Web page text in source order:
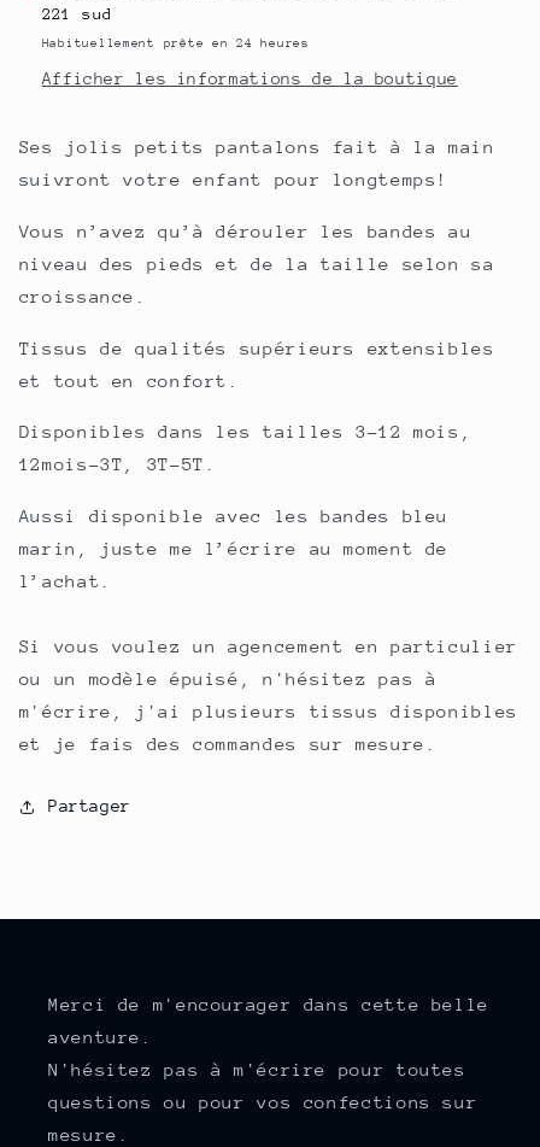
221 sud
Habituellement prête en 24 heures
Afficher les informations de la boutique
Ses jolis petits pantalons fait à la main
suivront votre enfant pour longtemps!
Vous n’avez qu’à dérouler les bandes au
niveau des pieds et de la taille selon sa
croissance.
Tissus de qualités supérieurs extensibles
et tout en confort.
Disponibles dans les tailles 3-12 mois,
12mois-3T, 3T-5T.
Aussi disponible avec les bandes bleu
marin, juste me l’écrire au moment de
l’achat.
Si vous voulez un agencement en particulier
ou un modèle épuisé, n'hésitez pas à
m'écrire, j'ai plusieurs tissus disponibles
et je fais des commandes sur mesure.
Partager
Merci de m'encourager dans cette belle
aventure.
N'hésitez pas à m'écrire pour toutes
questions ou pour vos confections sur
mesure.